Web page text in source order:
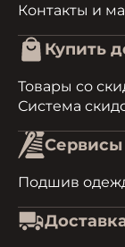
Контакты и
Купить
Товары со
Система
Сервисы
Подшив